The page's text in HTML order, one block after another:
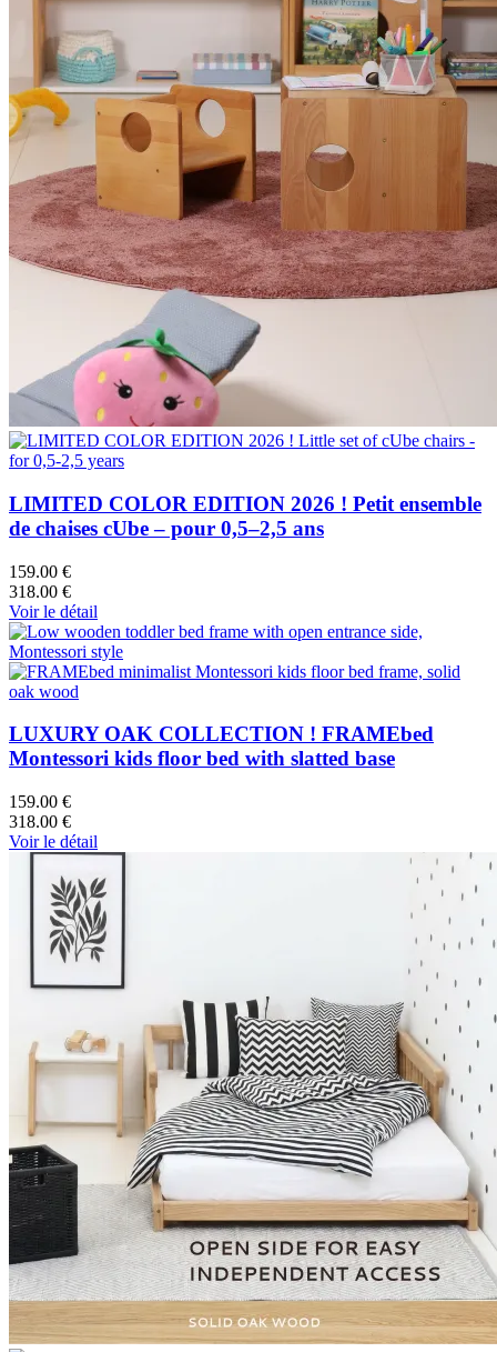
LIMITED COLOR EDITION 2026 ! Petit ensemble
de chaises cUbe – pour 0,5–2,5 ans
159.00 €
318.00 €
Voir le détail
LUXURY OAK COLLECTION ! FRAMEbed
Montessori kids floor bed with slatted base
159.00 €
318.00 €
Voir le détail